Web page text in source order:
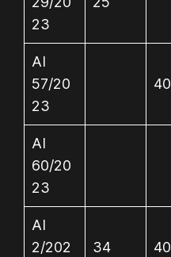
23
AI
57/20
23
40
AI
60/20
23
AI
2/202
34 40